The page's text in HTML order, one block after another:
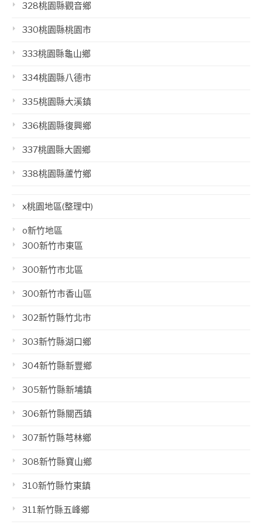
328桃園縣觀音鄉
330桃園縣桃園市
333桃園縣龜山鄉
334桃園縣八德市
335桃園縣大溪鎮
336桃園縣復興鄉
337桃園縣大園鄉
338桃園縣蘆竹鄉
x桃園地區(整理中)
o新竹地區
300新竹市東區
300新竹市北區
300新竹市香山區
302新竹縣竹北市
303新竹縣湖口鄉
304新竹縣新豐鄉
305新竹縣新埔鎮
306新竹縣關西鎮
307新竹縣芎林鄉
308新竹縣寶山鄉
310新竹縣竹東鎮
311新竹縣五峰鄉